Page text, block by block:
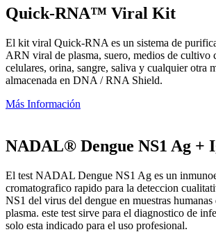
Quick-RNA™ Viral Kit
El kit viral Quick-RNA es un sistema de
ARN viral de plasma, suero, medios de cultivo
celulares, orina, sangre, saliva y cualquier otra
almacenada en DNA / RNA Shield.
Más Información
NADAL® Dengue NS1 Ag +
El test NADAL Dengue NS1 Ag es un
cromatografico rapido para la deteccion
NS1 del virus del dengue en muestras humanas
plasma. este test sirve para el diagnostico de
solo esta indicado para el uso profesional.